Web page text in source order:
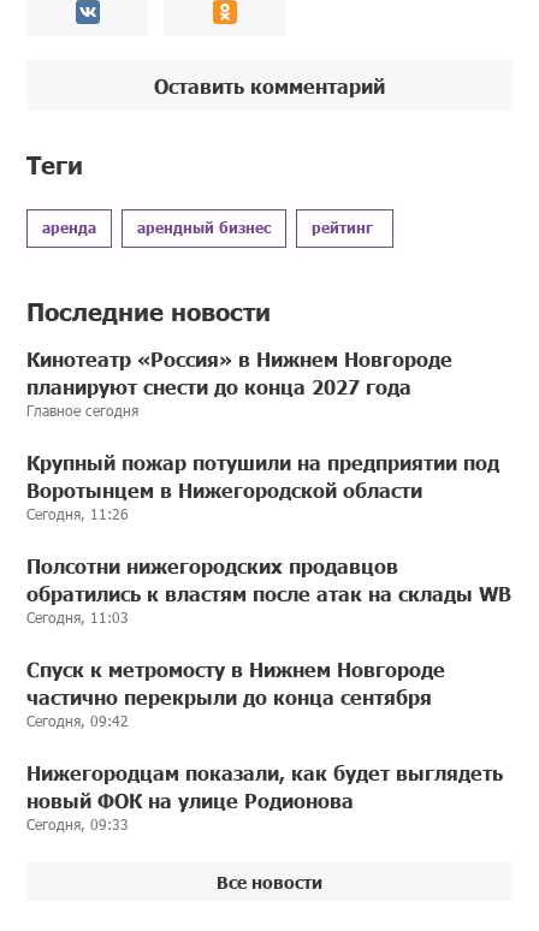
Оставить комментарий
Теги
аренда арендный бизнес рейтинг
Последние новости
Кинотеатр «Россия» в Нижнем Новгороде
планируют снести до конца 2027 года
Главное сегодня
Крупный пожар потушили на предприятии под
Воротынцем в Нижегородской области
Сегодня, 11:26
Полсотни нижегородских продавцов
обратились к властям после атак на склады WB
Сегодня, 11:03
Спуск к метромосту в Нижнем Новгороде
частично перекрыли до конца сентября
Сегодня, 09:42
Нижегородцам показали, как будет выглядеть
новый ФОК на улице Родионова
Сегодня, 09:33
Все новости